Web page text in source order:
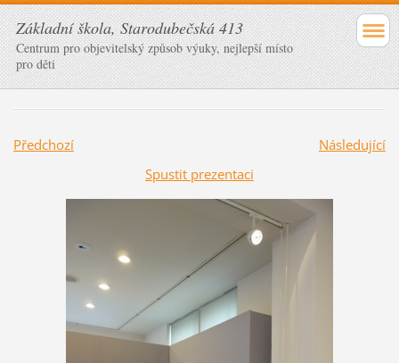
Základní škola, Starodubečská 413
Centrum pro objevitelský způsob výuky, nejlepší místo
pro děti
Předchozí
Následující
Spustit prezentaci